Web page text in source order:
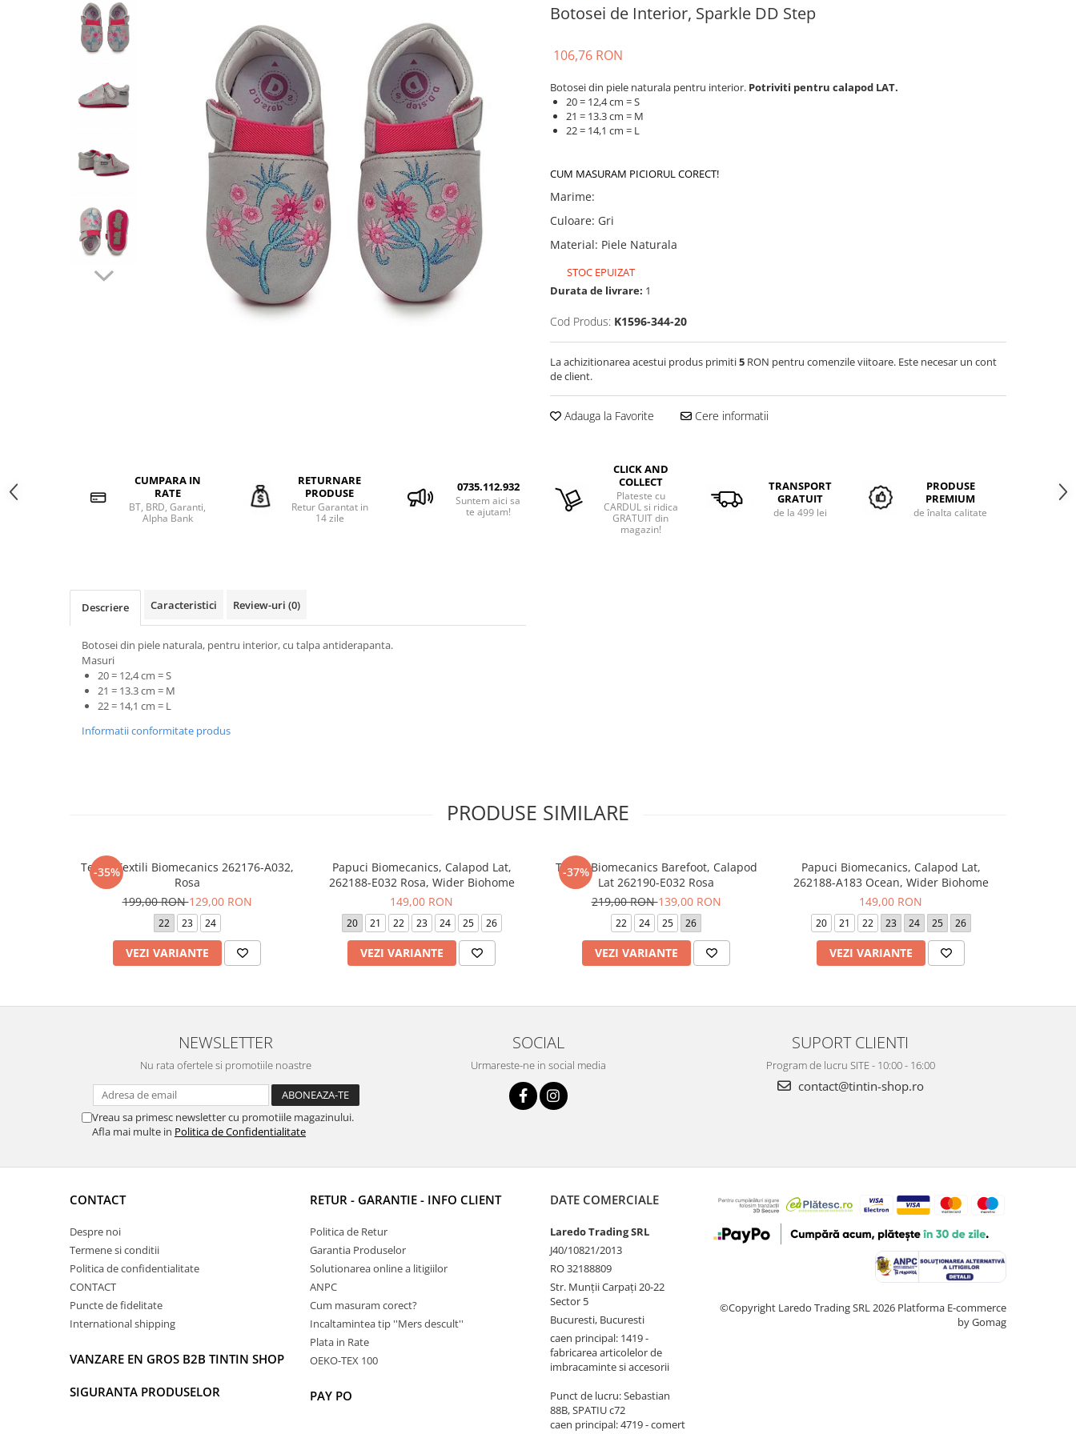
School Colection
Botosei de Interior, Sparkle DD Step
106,76 RON
Botosei din piele naturala pentru interior. Potriviti pentru calapod LAT.
20 = 12,4 cm = S
21 = 13.3 cm = M
22 = 14,1 cm = L
CUM MASURAM PICIORUL CORECT!
Marime:
Culoare: Gri
Material: Piele Naturala
STOC EPUIZAT
Durata de livrare: 1
Cod Produs: K1596-344-20
La achizitionarea acestui produs primiti5 RON pentru comenzile viitoare. Este necesar un cont
de client.
Adauga la Favorite Cere informatii
CUMPARA IN
RATE
BT, BRD, Garanti,
Alpha Bank
RETURNARE
PRODUSE
Retur Garantat in
14 zile
0735.112.932
Suntem aici sa
te ajutam!
CLICK AND
COLLECT
Plateste cu
CARDUL si ridica
GRATUIT din
magazin!
TRANSPORT
GRATUIT
de la 499 lei
PRODUSE
PREMIUM
de înalta calitate
Descriere Caracteristici Review-uri (0)
Botosei din piele naturala, pentru interior, cu talpa antiderapanta.
Masuri
20 = 12,4 cm = S
21 = 13.3 cm = M
22 = 14,1 cm = L
Informatii conformitate produs
PRODUSE SIMILARE
-35%
Tenisi Textili Biomecanics 262176-A032,
Rosa
199,00 RON129,00 RON
22 23 24
VEZI VARIANTE
Papuci Biomecanics, Calapod Lat,
262188-E032 Rosa, Wider Biohome
149,00 RON
20 21 22 23 24 25 26
VEZI VARIANTE
-37%
Tenisi Biomecanics Barefoot, Calapod
Lat 262190-E032 Rosa
219,00 RON139,00 RON
22 24 25 26
VEZI VARIANTE
Papuci Biomecanics, Calapod Lat,
262188-A183 Ocean, Wider Biohome
149,00 RON
20 21 22 23 24 25 26
VEZI VARIANTE
NEWSLETTER
Nu rata ofertele si promotiile noastre
Vreau sa primesc newsletter cu promotiile magazinului.
Afla mai multe in Politica de Confidentialitate
SOCIAL
Urmareste-ne in social media
SUPORT CLIENTI
Program de lucru SITE - 10:00 - 16:00
contact@tintin-shop.ro
CONTACT
Despre noi
Termene si conditii
Politica de confidentialitate
CONTACT
Puncte de fidelitate
International shipping
VANZARE EN GROS B2B TINTIN SHOP
SIGURANTA PRODUSELOR
RETUR - GARANTIE - INFO CLIENT
Politica de Retur
Garantia Produselor
Solutionarea online a litigiilor
ANPC
Cum masuram corect?
Incaltamintea tip ''Mers descult''
Plata in Rate
OEKO-TEX 100
PAY PO
DATE COMERCIALE
Laredo Trading SRL
J40/10821/2013
RO 32188809
Str. Munții Carpați 20-22
Sector 5
Bucuresti, Bucuresti
caen principal: 1419 -
fabricarea articolelor de
imbracaminte si accesorii
Punct de lucru: Sebastian
88B, SPATIU c72
caen principal: 4719 - comert
©Copyright Laredo Trading SRL 2026 Platforma E-commerce
by Gomag